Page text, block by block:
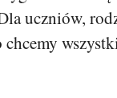
uczniów,